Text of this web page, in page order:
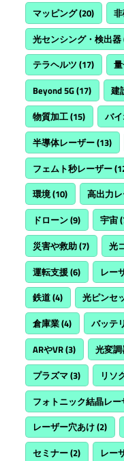
マッピング(20)
光センシング・検出器
テラヘルツ (17)
Beyond 5G(17) 建
物質加工(15) バ
半導体レーザー(13)
フェムト秒レーザー
環境(10) 高出力
ドローン(9) 宇宙
災害や救助(7) 光
運転支援(6) レー
鉄道(4) 光ピンセ
倉庫業(4) バッテ
ARやVR(3) 光変
プラズマ(3) リソ
フォトニック結晶レー
レーザー穴あけ(2)
セミナー(2) レー